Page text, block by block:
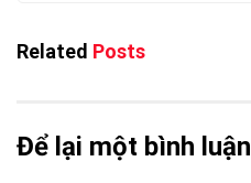
Related Posts
Để lại một bình luận